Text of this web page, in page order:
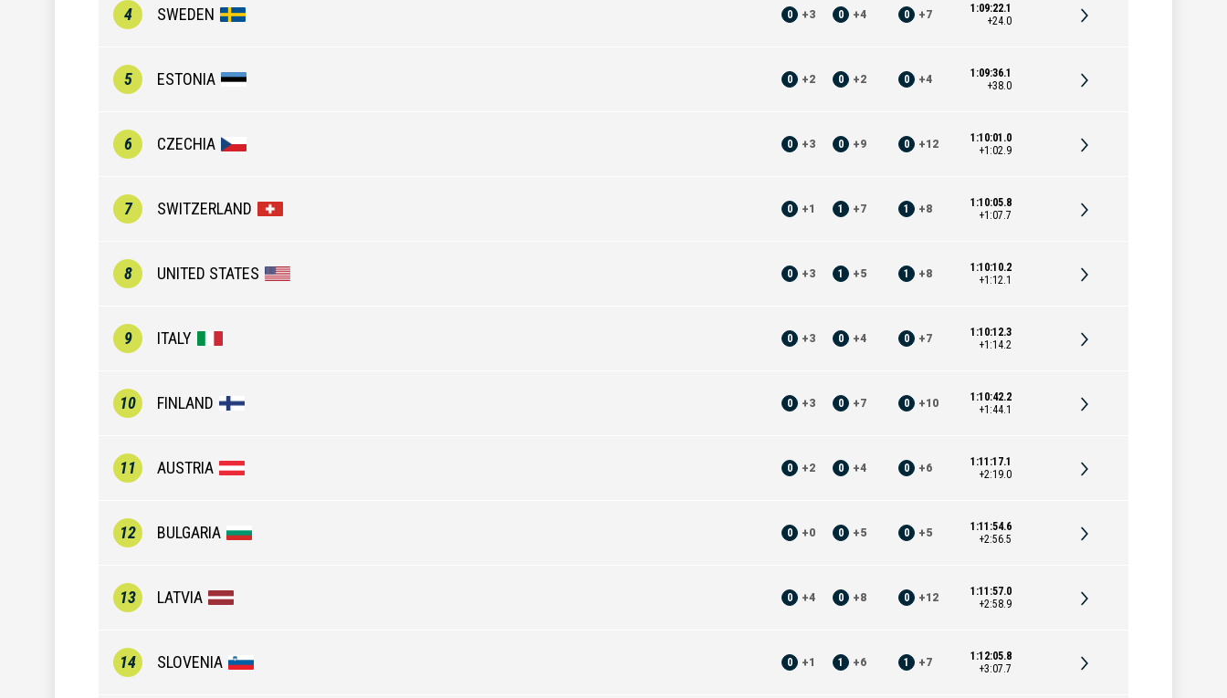
4 SWEDEN 0 +3 0 +4 0 +7
1:09:22.1
+24.0
5 ESTONIA 0 +2 0 +2 0 +4
1:09:36.1
+38.0
6 CZECHIA 0 +3 0 +9 0 +12
1:10:01.0
+1:02.9
7 SWITZERLAND 0 +1 1 +7 1 +8
1:10:05.8
+1:07.7
8 UNITED STATES 0 +3 1 +5 1 +8
1:10:10.2
+1:12.1
9 ITALY 0 +3 0 +4 0 +7
1:10:12.3
+1:14.2
10 FINLAND 0 +3 0 +7 0 +10
1:10:42.2
+1:44.1
11 AUSTRIA 0 +2 0 +4 0 +6
1:11:17.1
+2:19.0
12 BULGARIA 0 +0 0 +5 0 +5
1:11:54.6
+2:56.5
13 LATVIA 0 +4 0 +8 0 +12
1:11:57.0
+2:58.9
14 SLOVENIA 0 +1 1 +6 1 +7
1:12:05.8
+3:07.7